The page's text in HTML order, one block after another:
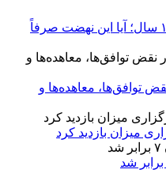
بازخوانی مشروطه پس از ۱۲۰ سال؛ آیا این نهضت صرفاً
توافق‌ها، معاهده‌ها و
میزان بازدید کرد